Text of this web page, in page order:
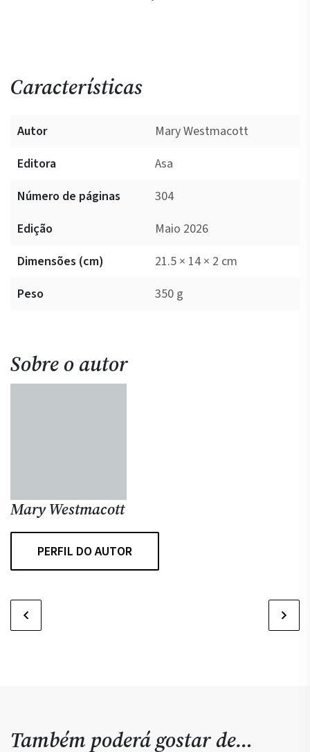
Características
Autor
Mary Westmacott
Editora
Asa
Número de páginas
304
Edição
Maio 2026
Dimensões (cm)
21.5 × 14 × 2 cm
Peso
350 g
Sobre o autor
Mary Westmacott
PERFIL DO AUTOR
Também poderá gostar de…